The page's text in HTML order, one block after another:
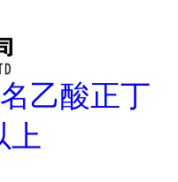
乙酸正丁
上